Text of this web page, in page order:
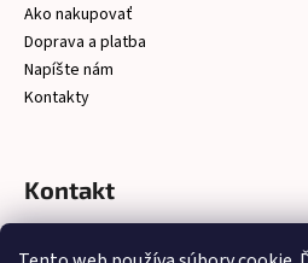
Ako nakupovať
Doprava a platba
Napíšte nám
Kontakty
Kontakt